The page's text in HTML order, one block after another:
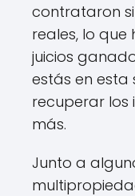
contrataron
reales, lo
juicios
estás en esta
recuperar los
más.
Junto a